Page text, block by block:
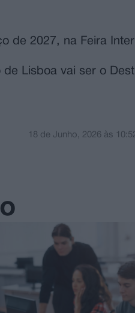
de 2027, na Feira
Lisboa vai ser o
18 de Junho, 2026às